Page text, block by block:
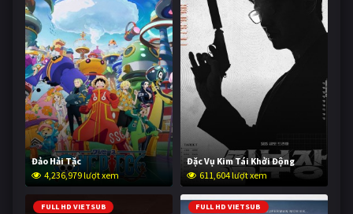
Đảo Hải Tặc
4,236,979 lượt xem
Đặc Vụ Kim Tái Khởi Động
611,604 lượt xem
FULL HD VIETSUB FULL HD VIETSUB